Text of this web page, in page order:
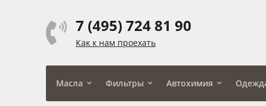
7 (495) 724 81 90
Как к нам проехать
Масла Фильтры Автохимия